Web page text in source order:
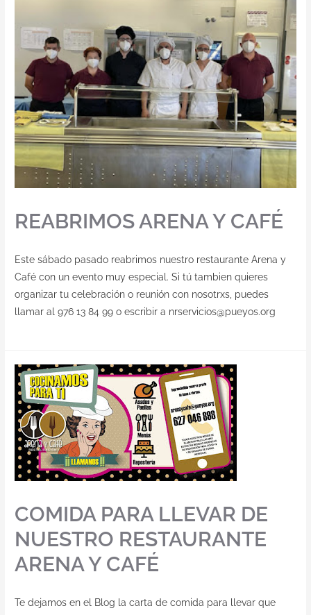
REABRIMOS ARENA Y CAFÉ
Este sábado pasado reabrimos nuestro restaurante Arena y
Café con un evento muy especial. Si tú tambien quieres
organizar tu celebración o reunión con nosotrxs, puedes
llamar al 976 13 84 99 o escribir a nrservicios@pueyos.org
COMIDA PARA LLEVAR DE
NUESTRO RESTAURANTE
ARENA Y CAFÉ
Te dejamos en el Blog la carta de comida para llevar que